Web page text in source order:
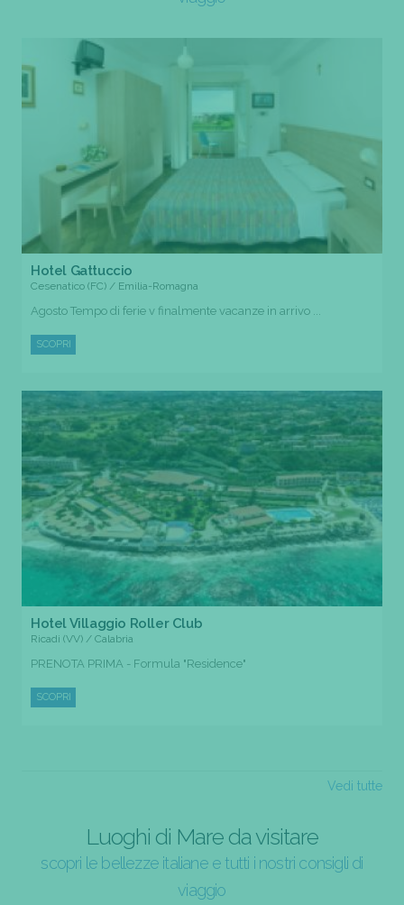
Hotel Gattuccio
Cesenatico (FC) / Emilia-Romagna
Agosto Tempo di ferie v finalmente vacanze in arrivo ...
SCOPRI
Hotel Villaggio Roller Club
Ricadi (VV) / Calabria
PRENOTA PRIMA - Formula "Residence"
SCOPRI
Vedi tutte
Luoghi di Mare da visitare
scopri le bellezze italiane e tutti i nostri consigli di
viaggio